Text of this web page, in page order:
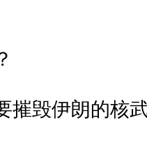
摧毁伊朗的核